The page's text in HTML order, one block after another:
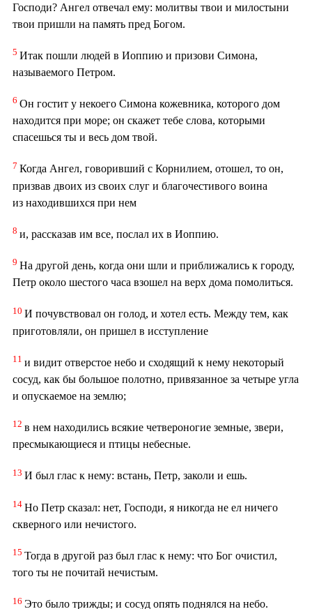
Господи? Ангел отвечал ему: молитвы твои и милостыни
твои пришли на память пред Богом.
5 Итак пошли людей в Иоппию и призови Симона,
называемого Петром.
6 Он гостит у некоего Симона кожевника, которого дом
находится при море; он скажет тебе слова, которыми
спасешься ты и весь дом твой.
7 Когда Ангел, говоривший с Корнилием, отошел, то он,
призвав двоих из своих слуг и благочестивого воина
из находившихся при нем
8 и, рассказав им все, послал их в Иоппию.
9 На другой день, когда они шли и приближались к городу,
Петр около шестого часа взошел на верх дома помолиться.
10 И почувствовал он голод, и хотел есть. Между тем, как
приготовляли, он пришел в исступление
11 и видит отверстое небо и сходящий к нему некоторый
сосуд, как бы большое полотно, привязанное за четыре угла
и опускаемое на землю;
12 в нем находились всякие четвероногие земные, звери,
пресмыкающиеся и птицы небесные.
13 И был глас к нему: встань, Петр, заколи и ешь.
14 Но Петр сказал: нет, Господи, я никогда не ел ничего
скверного или нечистого.
15 Тогда в другой раз был глас к нему: что Бог очистил,
того ты не почитай нечистым.
16 Это было трижды; и сосуд опять поднялся на небо.